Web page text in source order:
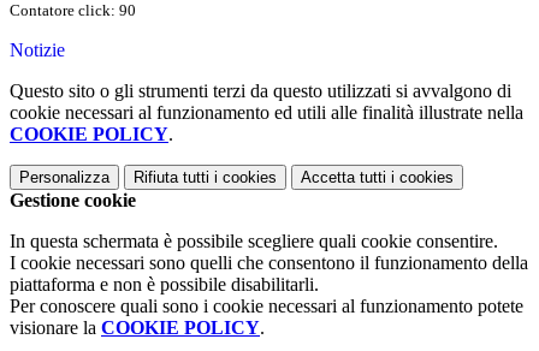
Contatore click: 90
Notizie
Questo sito o gli strumenti terzi da questo utilizzati si avvalgono di
cookie necessari al funzionamento ed utili alle finalità illustrate nella
COOKIE POLICY.
Personalizza Rifiuta tutti i cookies Accetta tutti i cookies
Gestione cookie
In questa schermata è possibile scegliere quali cookie consentire.
I cookie necessari sono quelli che consentono il funzionamento della
piattaforma e non è possibile disabilitarli.
Per conoscere quali sono i cookie necessari al funzionamento potete
visionare la COOKIE POLICY.